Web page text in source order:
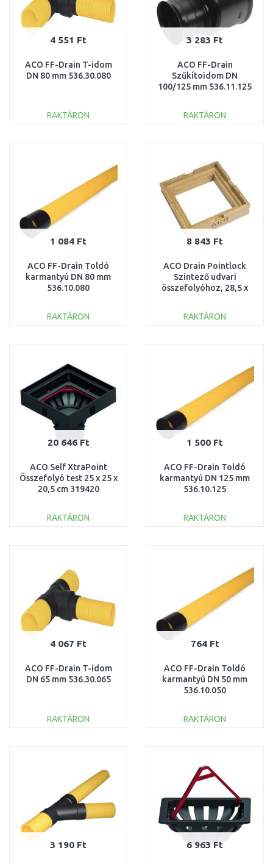
4 551 Ft
ACO FF-Drain T-idom
DN 80 mm 536.30.080
RAKTÁRON
3 283 Ft
ACO FF-Drain
Szűkítoidom DN
100/125 mm 536.11.125
RAKTÁRON
1 084 Ft
ACO FF-Drain Toldó
karmantyú DN 80 mm
536.10.080
RAKTÁRON
8 843 Ft
ACO Drain Pointlock
Szintező udvari
összefolyóhoz, 28,5 x
RAKTÁRON
20 646 Ft
ACO Self XtraPoint
Összefolyó test 25 x 25 x
20,5 cm 319420
RAKTÁRON
1 500 Ft
ACO FF-Drain Toldó
karmantyú DN 125 mm
536.10.125
RAKTÁRON
4 067 Ft
ACO FF-Drain T-idom
DN 65 mm 536.30.065
RAKTÁRON
764 Ft
ACO FF-Drain Toldó
karmantyú DN 50 mm
536.10.050
RAKTÁRON
3 190 Ft 6 963 Ft